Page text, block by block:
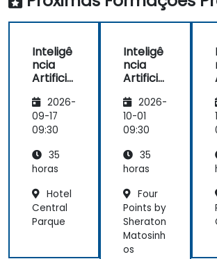
Máquina
Traduzida
Inteligê
ncia
Artificia
(IAG) e
ChatGP
T
2026-
09-17
09:30
35
horas
Hotel
Central
Parque
Inteligê
ncia
Artificia
(IAG) e
ChatGP
T
2026-
10-01
09:30
35
horas
Four
Points by
Sheraton
Matosinh
os